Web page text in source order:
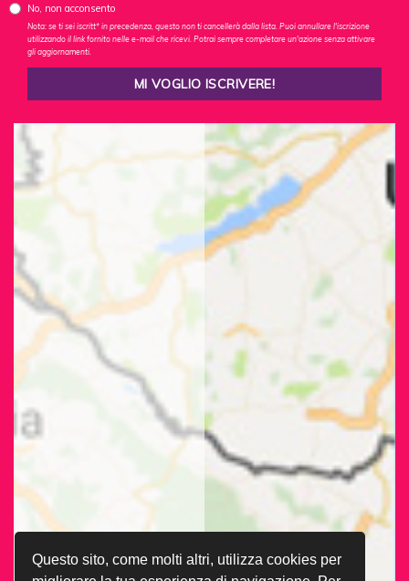
Questo sito, come molti altri, utilizza cookies per
No, non acconsento
Nota: se ti sei iscritt* in precedenza, questo non ti cancellerà dalla lista. Puoi annullare l'iscrizione
utilizzando il link fornito nelle e-mail che ricevi. Potrai sempre completare un'azione senza attivare
gli aggiornamenti.